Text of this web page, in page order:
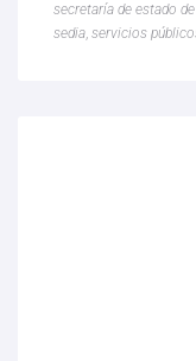
secretaría de estado
sedia, servicios